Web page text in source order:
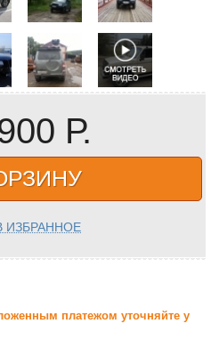
Р.
ИЗБРАННОЕ
платежом уточняйте у